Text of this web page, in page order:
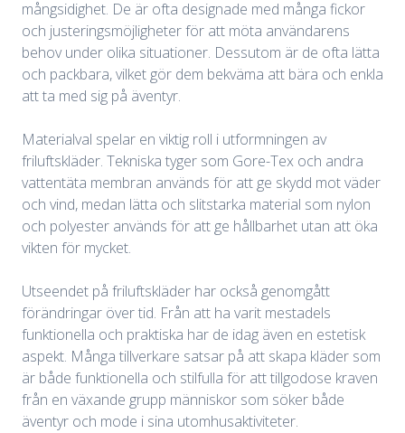
mångsidighet. De är ofta designade med många fickor
och justeringsmöjligheter för att möta användarens
behov under olika situationer. Dessutom är de ofta lätta
och packbara, vilket gör dem bekväma att bära och enkla
att ta med sig på äventyr.
Materialval spelar en viktig roll i utformningen av
friluftskläder. Tekniska tyger som Gore-Tex och andra
vattentäta membran används för att ge skydd mot väder
och vind, medan lätta och slitstarka material som nylon
och polyester används för att ge hållbarhet utan att öka
vikten för mycket.
Utseendet på friluftskläder har också genomgått
förändringar över tid. Från att ha varit mestadels
funktionella och praktiska har de idag även en estetisk
aspekt. Många tillverkare satsar på att skapa kläder som
är både funktionella och stilfulla för att tillgodose kraven
från en växande grupp människor som söker både
äventyr och mode i sina utomhusaktiviteter.